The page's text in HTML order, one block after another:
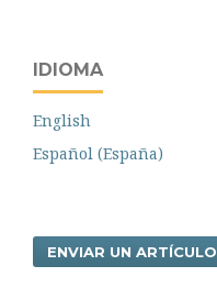
IDIOMA
English
Español (España)
ENVIAR UN ARTÍCULO